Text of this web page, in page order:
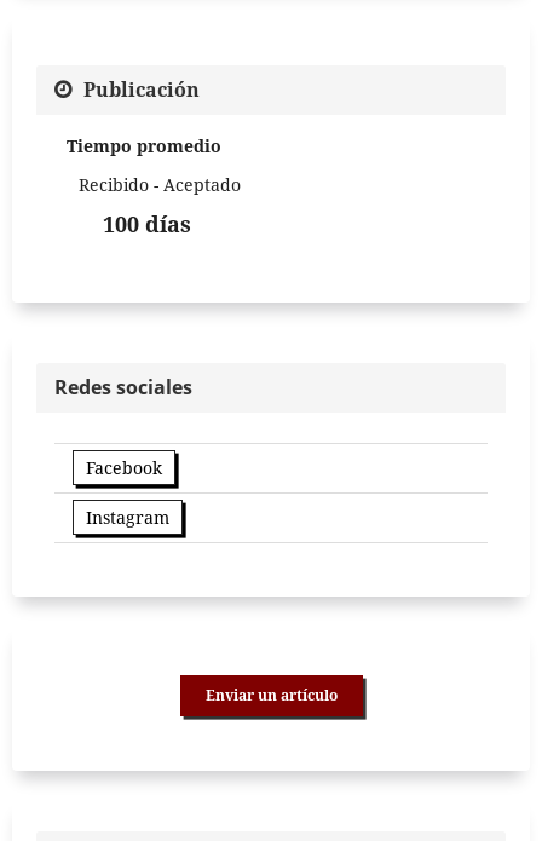
Publicación
Tiempo promedio
Recibido - Aceptado
100 días
Redes sociales
Facebook
Instagram
Enviar un artículo